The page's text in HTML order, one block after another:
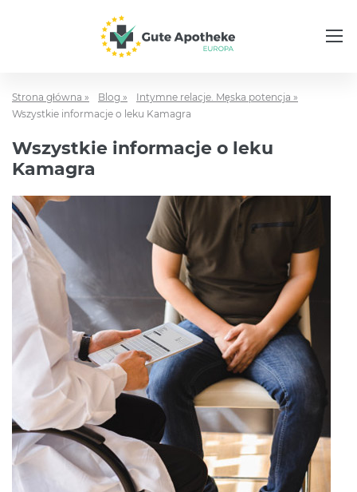
Strona główna » Blog »
Intymne relacje. Męska potencja »
Wszystkie informacje o leku Kamagra
Wszystkie informacje o leku
Kamagra